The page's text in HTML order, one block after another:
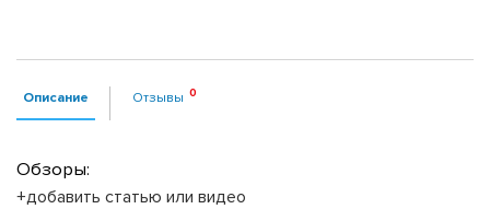
Описание Отзывы
Обзоры:
+добавить статью или видео